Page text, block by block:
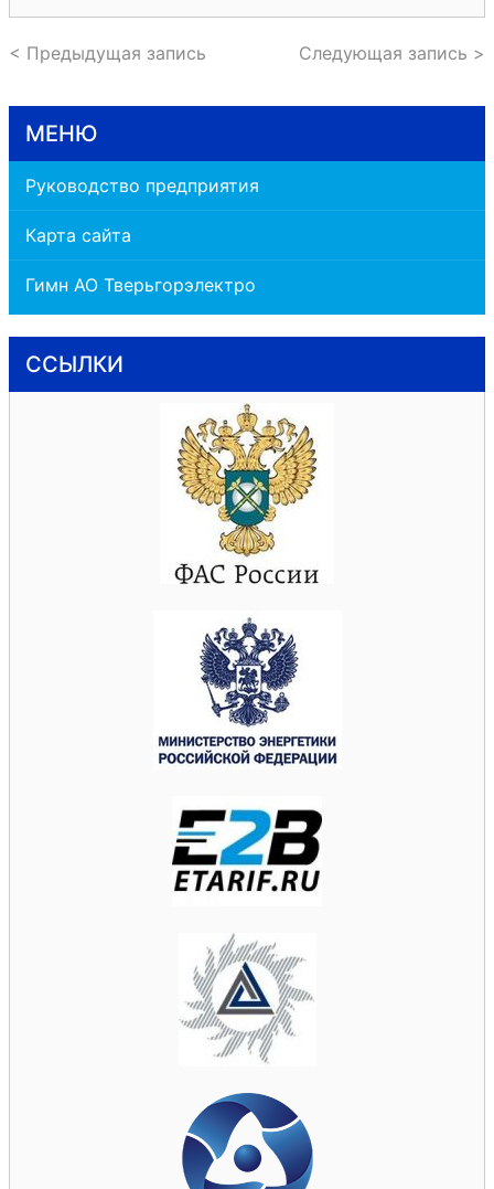
< Предыдущая запись Следующая запись >
МЕНЮ
Руководство предприятия
Карта сайта
Гимн АО Тверьгорэлектро
ССЫЛКИ